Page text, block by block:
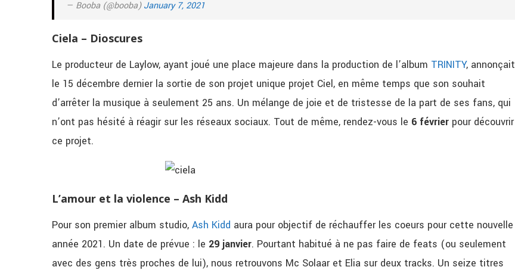
— Booba (@booba)January 7, 2021
Ciela – Dioscures
Le producteur de Laylow, ayant joué une place majeure dans la production de l’album TRINITY, annonçait
le 15 décembre dernier la sortie de son projet unique projet Ciel, en même temps que son souhait
d’arrêter la musique à seulement 25 ans. Un mélange de joie et de tristesse de la part de ses fans, qui
n’ont pas hésité à réagir sur les réseaux sociaux. Tout de même, rendez-vous le 6 février pour découvrir
ce projet.
L’amour et la violence – Ash Kidd
Pour son premier album studio, Ash Kidd aura pour objectif de réchauffer les coeurs pour cette nouvelle
année 2021. Un date de prévue : le 29 janvier. Pourtant habitué à ne pas faire de feats (ou seulement
avec des gens très proches de lui), nous retrouvons Mc Solaar et Elia sur deux tracks. Un seize titres